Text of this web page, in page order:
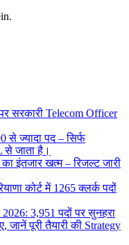
सरकारी Telecom Officer
से ज्यादा पद – सिर्फ
से जाता है।
इंतजार खत्म – रिजल्ट जारी
कोर्ट में 1265 क्लर्क पदों
3,951 पदों पर सुनहरा
जानें पूरी तैयारी की Strategy